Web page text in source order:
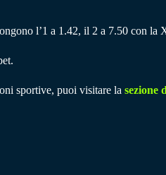
l’1 a 1.42, il 2 a 7.50 con la
sportive, puoi visitare la sezione